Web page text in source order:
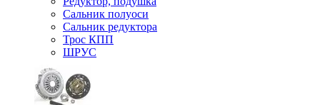
Сальник полуоси
Сальник редуктора
Трос КПП
ШРУС